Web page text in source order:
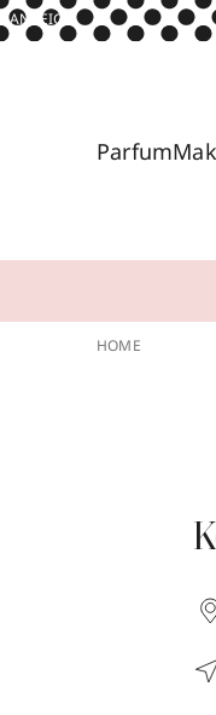
ANZEIGE
Parfum
HOME